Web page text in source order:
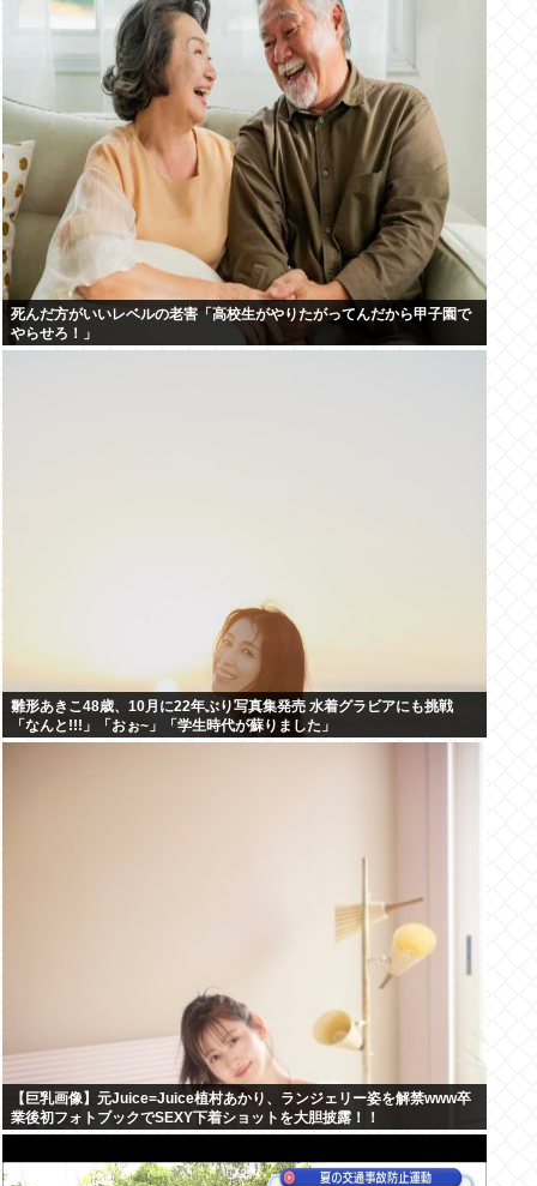
死んだ方がいいレベルの老害「高校生がやりたがってんだから甲子園で
やらせろ！」
雛形あきこ48歳、10月に22年ぶり写真集発売 水着グラビアにも挑戦
「なんと!!!」「おぉ~」「学生時代が蘇りました」
【巨乳画像】元Juice=Juice植村あかり、ランジェリー姿を解禁www卒
業後初フォトブックでSEXY下着ショットを大胆披露！！